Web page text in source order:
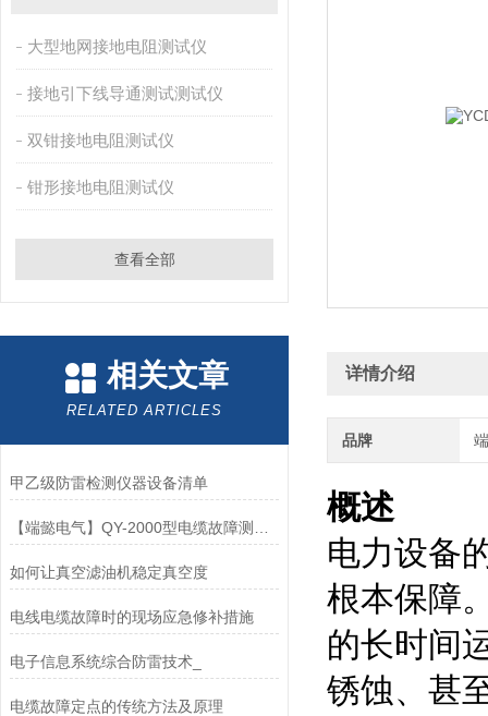
大型地网接地电阻测试仪
接地引下线导通测试测试仪
双钳接地电阻测试仪
钳形接地电阻测试仪
查看全部
相关文章
RELATED ARTICLES
甲乙级防雷检测仪器设备清单
如何让真空滤油机稳定真空度
电线电缆故障时的现场应急修补措施
电子信息系统综合防雷技术_
电缆故障定点的传统方法及原理
详情介绍
品牌
概述
电力设备
根本保障
的长时间
锈蚀、甚